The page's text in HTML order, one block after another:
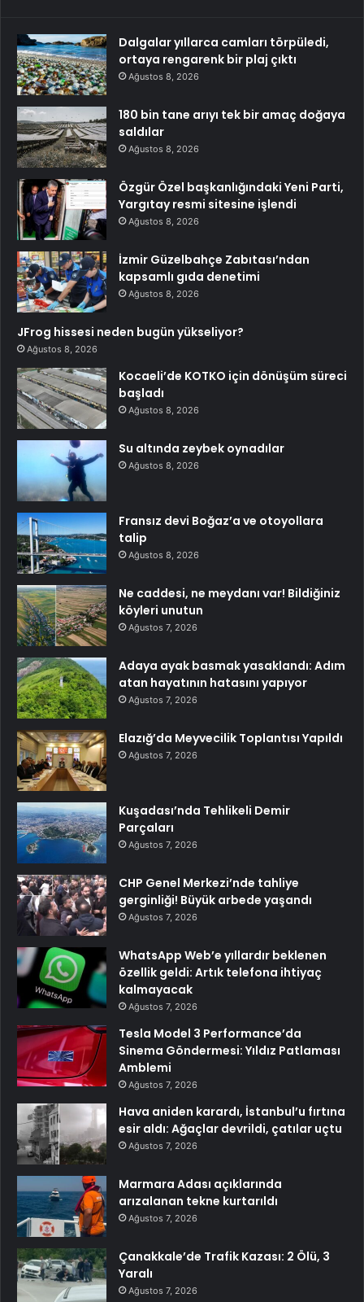
Dalgalar yıllarca camları törpüledi,
ortaya rengarenk bir plaj çıktı
Ağustos 8, 2026
180 bin tane arıyı tek bir amaç doğaya
saldılar
Ağustos 8, 2026
Özgür Özel başkanlığındaki Yeni Parti,
Yargıtay resmi sitesine işlendi
Ağustos 8, 2026
İzmir Güzelbahçe Zabıtası’ndan
kapsamlı gıda denetimi
Ağustos 8, 2026
JFrog hissesi neden bugün yükseliyor?
Ağustos 8, 2026
Kocaeli’de KOTKO için dönüşüm süreci
başladı
Ağustos 8, 2026
Su altında zeybek oynadılar
Ağustos 8, 2026
Fransız devi Boğaz’a ve otoyollara
talip
Ağustos 8, 2026
Ne caddesi, ne meydanı var! Bildiğiniz
köyleri unutun
Ağustos 7, 2026
Adaya ayak basmak yasaklandı: Adım
atan hayatının hatasını yapıyor
Ağustos 7, 2026
Elazığ’da Meyvecilik Toplantısı Yapıldı
Ağustos 7, 2026
Kuşadası’nda Tehlikeli Demir
Parçaları
Ağustos 7, 2026
CHP Genel Merkezi’nde tahliye
gerginliği! Büyük arbede yaşandı
Ağustos 7, 2026
WhatsApp Web’e yıllardır beklenen
özellik geldi: Artık telefona ihtiyaç
kalmayacak
Ağustos 7, 2026
Tesla Model 3 Performance’da
Sinema Göndermesi: Yıldız Patlaması
Amblemi
Ağustos 7, 2026
Hava aniden karardı, İstanbul’u fırtına
esir aldı: Ağaçlar devrildi, çatılar uçtu
Ağustos 7, 2026
Marmara Adası açıklarında
arızalanan tekne kurtarıldı
Ağustos 7, 2026
Çanakkale’de Trafik Kazası: 2 Ölü, 3
Yaralı
Ağustos 7, 2026